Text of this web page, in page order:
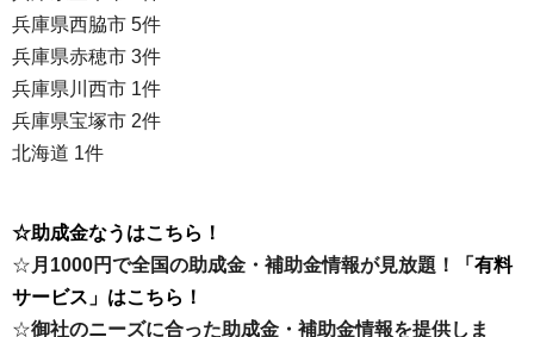
兵庫県西脇市 5件
兵庫県赤穂市 3件
兵庫県川西市 1件
兵庫県宝塚市 2件
北海道 1件
☆助成金なうはこちら！
☆ 月1000円で全国の助成金・補助金情報が見放題！
「有料
サービス」はこちら！
☆御社のニーズに合った助成金・補助金情報を提供しま